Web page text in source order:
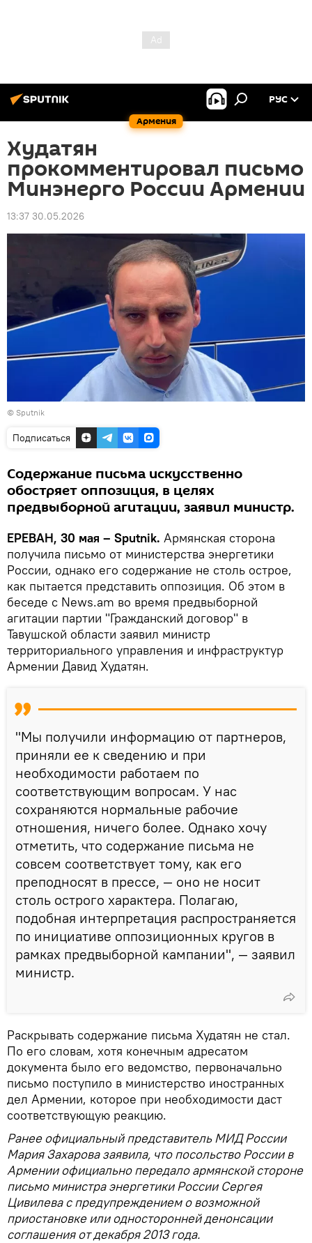
Армения
РУС
Худатян
прокомментировал письмо
Минэнерго России Армении
13:37 30.05.2026
© Sputnik
Подписаться
Содержание письма искусственно
обостряет оппозиция, в целях
предвыборной агитации, заявил министр.
ЕРЕВАН, 30 мая – Sputnik. Армянская сторона
получила письмо от министерства энергетики
России, однако его содержание не столь острое,
как пытается представить оппозиция. Об этом в
беседе с News.am во время предвыборной
агитации партии "Гражданский договор" в
Тавушской области заявил министр
территориального управления и инфраструктур
Армении Давид Худатян.
"Мы получили информацию от партнеров,
приняли ее к сведению и при
необходимости работаем по
соответствующим вопросам. У нас
сохраняются нормальные рабочие
отношения, ничего более. Однако хочу
отметить, что содержание письма не
совсем соответствует тому, как его
преподносят в прессе, — оно не носит
столь острого характера. Полагаю,
подобная интерпретация распространяется
по инициативе оппозиционных кругов в
рамках предвыборной кампании", — заявил
министр.
Раскрывать содержание письма Худатян не стал.
По его словам, хотя конечным адресатом
документа было его ведомство, первоначально
письмо поступило в министерство иностранных
дел Армении, которое при необходимости даст
соответствующую реакцию.
Ранее официальный представитель МИД России
Мария Захарова заявила, что посольство России в
Армении официально передало армянской стороне
письмо министра энергетики России Сергея
Цивилева с предупреждением о возможной
приостановке или односторонней денонсации
соглашения от декабря 2013 года.